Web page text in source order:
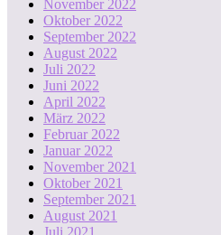
November 2022
Oktober 2022
September 2022
August 2022
Juli 2022
Juni 2022
April 2022
März 2022
Februar 2022
Januar 2022
November 2021
Oktober 2021
September 2021
August 2021